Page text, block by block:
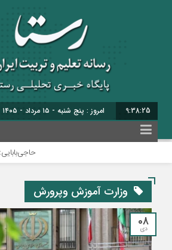
9:38:26 امروز : پنج شنبه - ۱۵ مرداد - ۱۴۰۵
حاجی‌بابایی:
وزارت آموزش و‌پرورش
08
دی